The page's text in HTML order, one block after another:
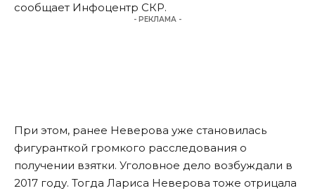
сообщает Инфоцентр СКР.
- РЕКЛАМА -
При этом, ранее Неверова уже становилась
фигуранткой громкого расследования о
получении взятки. Уголовное дело возбуждали в
2017 году. Тогда Лариса Неверова тоже отрицала